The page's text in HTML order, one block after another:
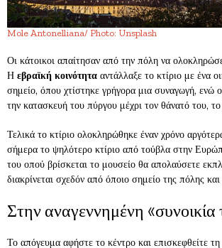
Mole Antonelliana/ Photo: Unsplash
Οι κάτοικοι απαίτησαν από την πόλη να
Η εβραϊκή κοινότητα αντάλλαξε το κτίριο με ένα
σημείο, όπου χτίστηκε γρήγορα μια συναγωγή,
την κατασκευή του πύργου μέχρι τον θάνατό του, το
Τελικά το κτίριο ολοκληρώθηκε έναν χρόνο
σήμερα το ψηλότερο κτίριο από τούβλα στην
του οπού βρίσκεται το μουσείο θα απολαύσετε
διακρίνεται σχεδόν από όποιο σημείο της πόλης
Στην αναγεννημένη
Το απόγευμα αφήστε το κέντρο και επισκεφθείτε τη